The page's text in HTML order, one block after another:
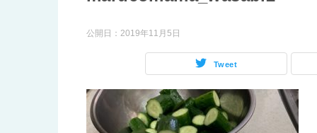
公開日： 2019年11月5日
Tweet